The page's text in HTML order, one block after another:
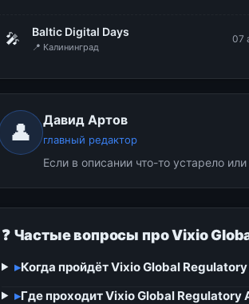
🎤 Baltic Digital Days
📍 Калининград
07
👤 Давид Артов
главный редактор
Если в описании что-то устарело
❓ Частые вопросы про Vixio
▸Когда пройдёт Vixio Global
▸Где проходит Vixio Global Regulatory